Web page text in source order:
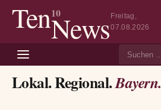
Ten10
NewsFreitag,
07.08.2026
Lokal. Regional.Bayern.